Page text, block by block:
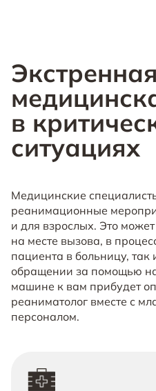
Экстренная
в
ситуациях
Медицинские
реанимационные
и для взрослых. Это
на месте вызова, в
пациента в больницу,
обращении за помощью
машине к вам прибудет
реаниматолог вместе с
персоналом.